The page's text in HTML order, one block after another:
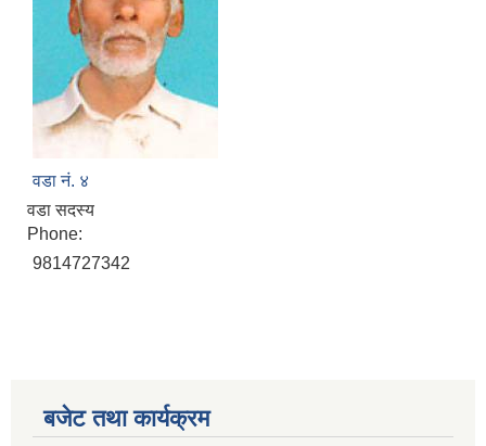
वडा नं. ४
वडा सदस्य
Phone:
9814727342
बजेट तथा कार्यक्रम